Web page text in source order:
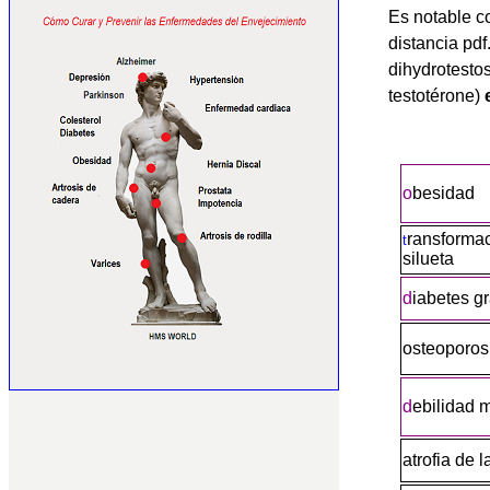
Es notable
distancia
testotérone)
obesidad
t
silueta
diabetes
o
debilidad
atrofia de